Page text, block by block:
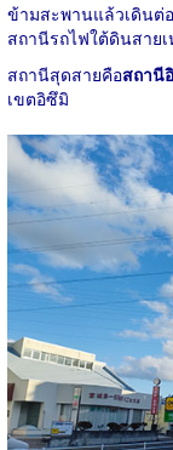
ข้ามสะพานแล้วเดินต่
สถานีรถไฟใต้ดินสาย
สถานีสุดสายคือสถานี
เขตอิซึมิ